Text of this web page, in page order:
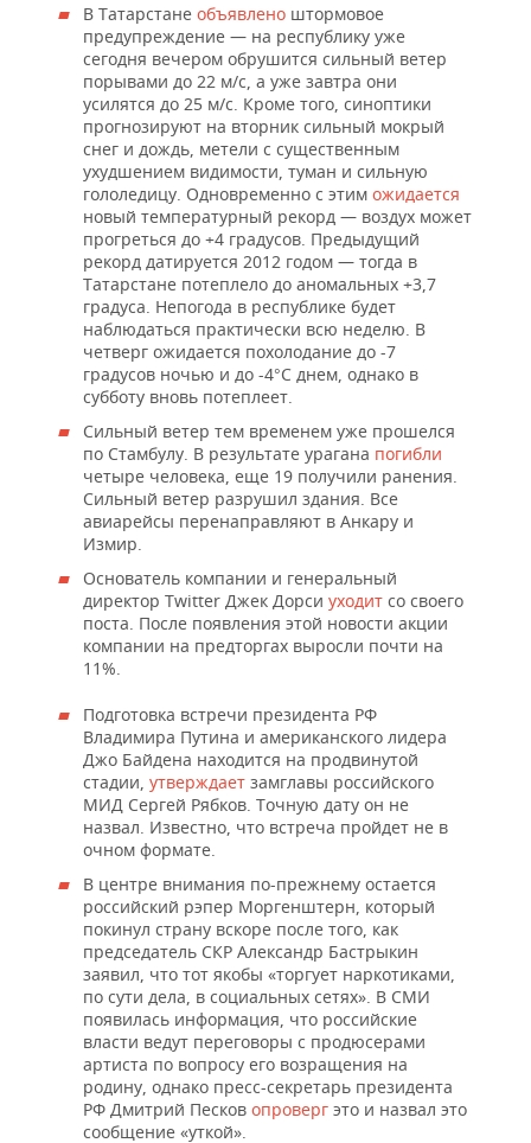
В Татарстане объявлено штормовое
предупреждение — на республику уже
сегодня вечером обрушится сильный ветер
порывами до 22 м/с, а уже завтра они
усилятся до 25 м/с. Кроме того, синоптики
прогнозируют на вторник сильный мокрый
снег и дождь, метели с существенным
ухудшением видимости, туман и сильную
гололедицу. Одновременно с этим ожидается
новый температурный рекорд — воздух может
прогреться до +4 градусов. Предыдущий
рекорд датируется 2012 годом — тогда в
Татарстане потеплело до аномальных +3,7
градуса. Непогода в республике будет
наблюдаться практически всю неделю. В
четверг ожидается похолодание до -7
градусов ночью и до -4°С днем, однако в
субботу вновь потеплеет.
Сильный ветер тем временем уже прошелся
по Стамбулу. В результате урагана погибли
четыре человека, еще 19 получили ранения.
Сильный ветер разрушил здания. Все
авиарейсы перенаправляют в Анкару и
Измир.
Основатель компании и генеральный
директор Twitter Джек Дорси уходит со своего
поста. После появления этой новости акции
компании на предторгах выросли почти на
11%.
Подготовка встречи президента РФ
Владимира Путина и американского лидера
Джо Байдена находится на продвинутой
стадии, утверждает замглавы российского
МИД Сергей Рябков. Точную дату он не
назвал. Известно, что встреча пройдет не в
очном формате.
В центре внимания по-прежнему остается
российский рэпер Моргенштерн, который
покинул страну вскоре после того, как
председатель СКР Александр Бастрыкин
заявил, что тот якобы «торгует наркотиками,
по сути дела, в социальных сетях». В СМИ
появилась информация, что российские
власти ведут переговоры с продюсерами
артиста по вопросу его возращения на
родину, однако пресс-секретарь президента
РФ Дмитрий Песков опроверг это и назвал это
сообщение «уткой».